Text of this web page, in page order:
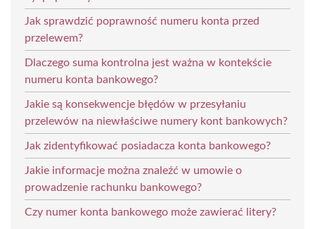
Jak sprawdzić poprawność numeru konta przed
przelewem?
Dlaczego suma kontrolna jest ważna w kontekście
numeru konta bankowego?
Jakie są konsekwencje błędów w przesyłaniu
przelewów na niewłaściwe numery kont bankowych?
Jak zidentyfikować posiadacza konta bankowego?
Jakie informacje można znaleźć w umowie o
prowadzenie rachunku bankowego?
Czy numer konta bankowego może zawierać litery?